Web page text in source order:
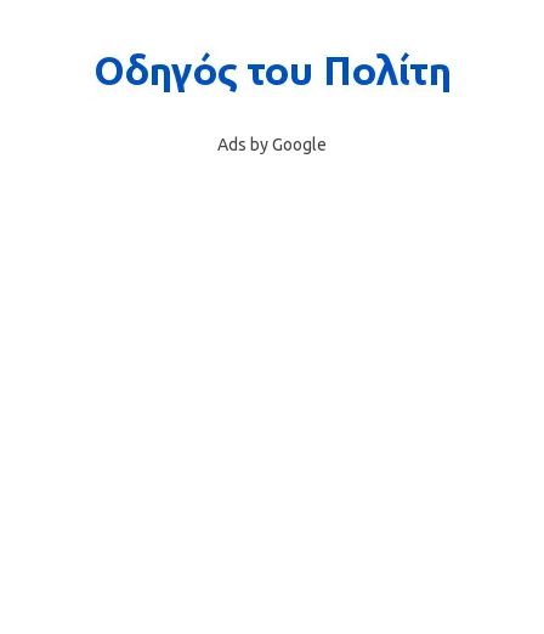
Ads by Google